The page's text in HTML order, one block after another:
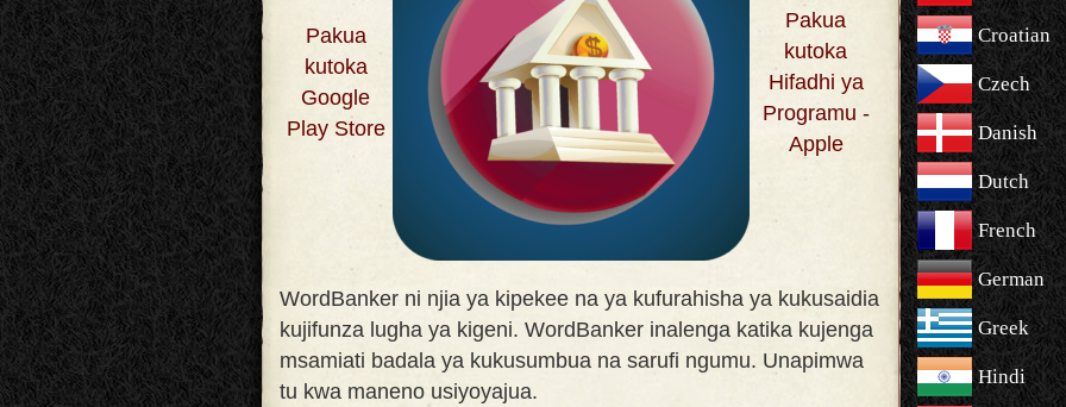
Pakua
kutoka
Google
Play Store
Pakua
kutoka
Hifadhi ya
Programu -
Apple
WordBanker ni njia ya kipekee na ya kufurahisha ya kukusaidia
kujifunza lugha ya kigeni. WordBanker inalenga katika kujenga
msamiati badala ya kukusumbua na sarufi ngumu. Unapimwa
tu kwa maneno usiyoyajua.
Croatian
Czech
Danish
Dutch
French
German
Greek
Hindi